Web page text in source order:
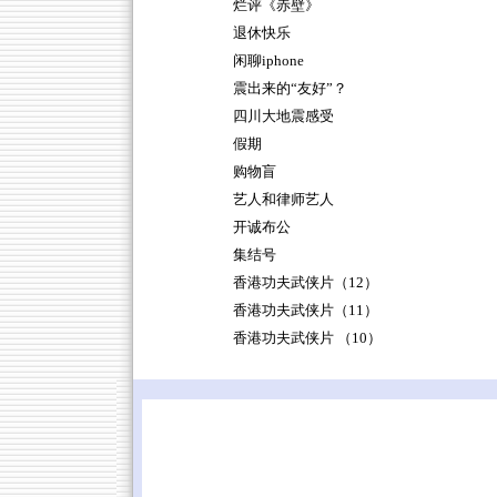
烂评《赤壁》
退休快乐
闲聊iphone
震出来的“友好”？
四川大地震感受
假期
购物盲
艺人和律师艺人
开诚布公
集结号
香港功夫武侠片（12）
香港功夫武侠片（11）
香港功夫武侠片 （10）